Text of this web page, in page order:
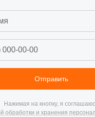
Отправить
Нажимая на кнопку, я
обработки и хранения